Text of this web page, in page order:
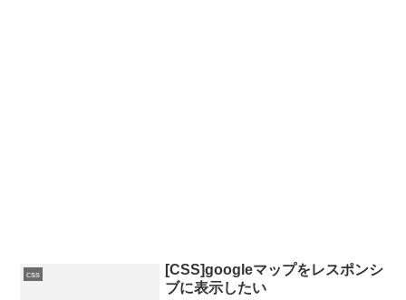
css
[CSS]googleマップをレスポンシ
ブに表示したい